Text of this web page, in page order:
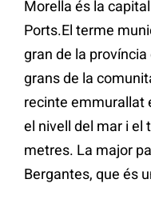
Morella és la
Ports.El terme
gran de la
grans de la
recinte emmurallat
el nivell del mar i el
metres. La major
Bergantes, que és